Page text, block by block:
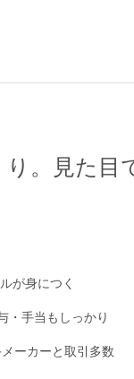
。見た
が身につく
・手当もしっかり
ーカーと取引多数